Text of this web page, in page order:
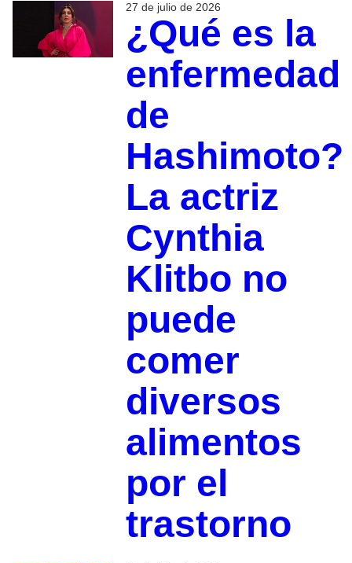
27 de julio de 2026
¿Qué es la
enfermedad
de
Hashimoto?
La actriz
Cynthia
Klitbo no
puede
comer
diversos
alimentos
por el
trastorno